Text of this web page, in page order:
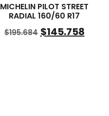
MICHELIN PILOT STREET
RADIAL 160/60 R17
$195.684 $145.758